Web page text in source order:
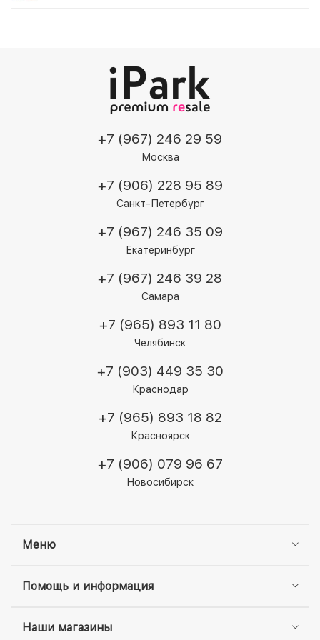
Меню
Помощь и информация
Наши магазины
+7 (967) 246 29 59
Москва
+7 (906) 228 95 89
Санкт-Петербург
+7 (967) 246 35 09
Екатеринбург
+7 (967) 246 39 28
Самара
+7 (965) 893 11 80
Челябинск
+7 (903) 449 35 30
Краснодар
+7 (965) 893 18 82
Красноярск
+7 (906) 079 96 67
Новосибирск